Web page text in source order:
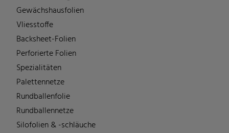
Gewächshausfolien
Vliesstoffe
Backsheet-Folien
Perforierte Folien
Spezialitäten
Palettennetze
Rundballenfolie
Rundballennetze
Silofolien & -schläuche